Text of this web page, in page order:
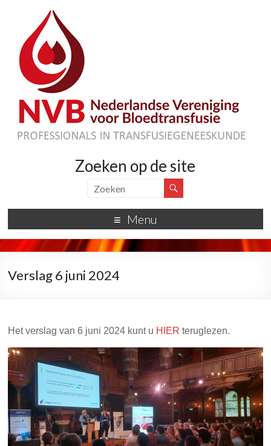
Zoeken op de site
Menu
Verslag 6 juni 2024
Het verslag van 6 juni 2024 kunt u HIER teruglezen.